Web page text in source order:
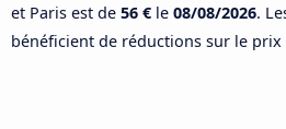
et Paris est de 56 € le 08/08/2026.
bénéficient de réductions sur le prix